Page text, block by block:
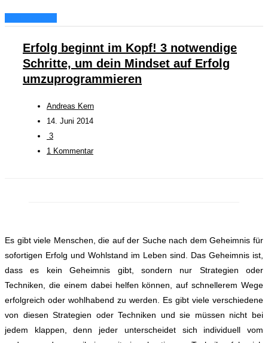
Erfolg beginnt im Kopf! 3 notwendige
Schritte, um dein Mindset auf Erfolg
umzuprogrammieren
Andreas Kern
14. Juni 2014
3
1 Kommentar
Es gibt viele Menschen, die auf der Suche nach dem Geheimnis für
sofortigen Erfolg und Wohlstand im Leben sind. Das Geheimnis ist,
dass es kein Geheimnis gibt, sondern nur Strategien oder
Techniken, die einem dabei helfen können, auf schnellerem Wege
erfolgreich oder wohlhabend zu werden. Es gibt viele verschiedene
von diesen Strategien oder Techniken und sie müssen nicht bei
jedem klappen, denn jeder unterscheidet sich individuell vom